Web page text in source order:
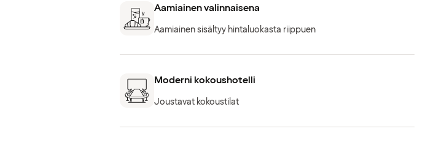
Aamiainen valinnaisena
Aamiainen sisältyy hintaluokasta riippuen
Moderni kokoushotelli
Joustavat kokoustilat